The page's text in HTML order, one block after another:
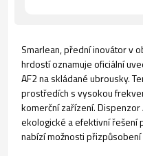
Smarlean, přední inovátor v
hrdostí oznamuje oficiální
AF2 na skládané ubrousky.
prostředích s vysokou
komerční zařízení.
ekologické a efektivní řešení
nabízí možnosti